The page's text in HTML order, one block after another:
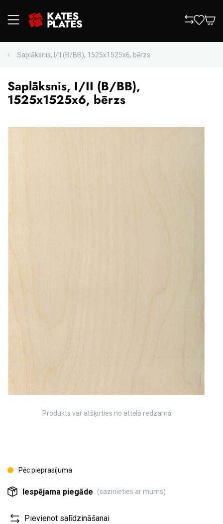
Saplāksnis, I/II (B/BB), 1525x1525x6, bērzs
Saplāksnis, I/II (B/BB),
1525x1525x6, bērzs
Pēc pieprasījuma
Iespējama piegāde (sazinieties ar mums)
Pievienot salīdzināšanai
Produkts var atšķirties no attēlā redzamā